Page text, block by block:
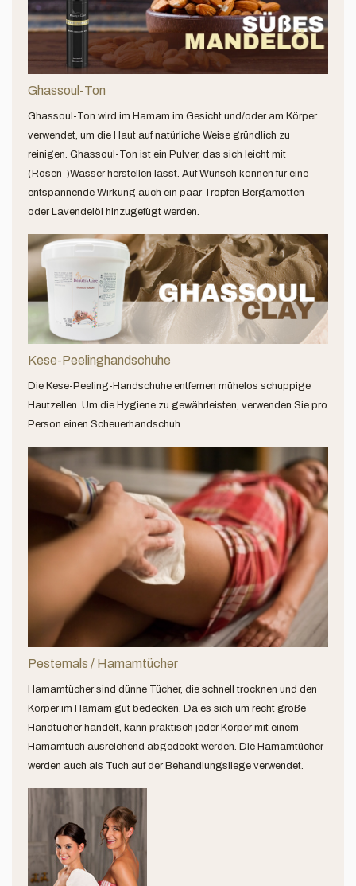
Ghassoul-Ton
Ghassoul-Ton wird im Hamam im Gesicht und/oder am Körper
verwendet, um die Haut auf natürliche Weise gründlich zu
reinigen. Ghassoul-Ton ist ein Pulver, das sich leicht mit
(Rosen-)Wasser herstellen lässt. Auf Wunsch können für eine
entspannende Wirkung auch ein paar Tropfen Bergamotten-
oder Lavendelöl hinzugefügt werden.
Kese-Peelinghandschuhe
Die Kese-Peeling-Handschuhe entfernen mühelos schuppige
Hautzellen. Um die Hygiene zu gewährleisten, verwenden Sie pro
Person einen Scheuerhandschuh.
Pestemals / Hamamtücher
Hamamtücher sind dünne Tücher, die schnell trocknen und den
Körper im Hamam gut bedecken. Da es sich um recht große
Handtücher handelt, kann praktisch jeder Körper mit einem
Hamamtuch ausreichend abgedeckt werden. Die Hamamtücher
werden auch als Tuch auf der Behandlungsliege verwendet.